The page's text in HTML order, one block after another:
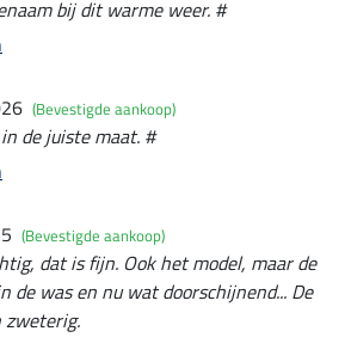
bij dit warme weer. #
(Bevestigde aankoop)
de juiste maat. #
(Bevestigde aankoop)
dat is fijn. Ook het model, maar de
de was en nu wat doorschijnend... De
zweterig.